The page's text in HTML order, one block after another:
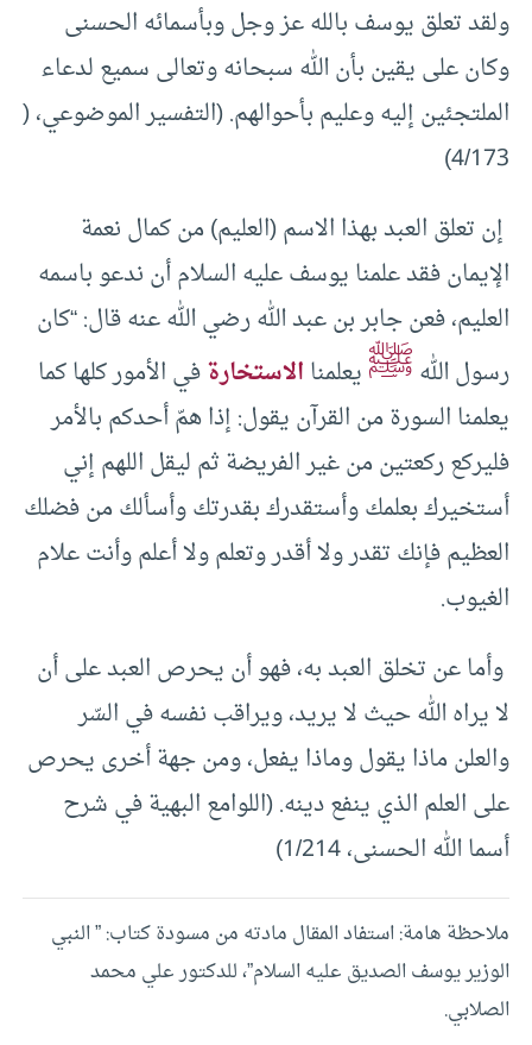
ولقد تعلق يوسف بالله عز وجل وبأسمائه الحسنى
وكان على يقين بأن الله سبحانه وتعالى سميع لدعاء
الملتجئين إليه وعليم بأحوالهم. (التفسير الموضوعي، (
4/173)
إن تعلق العبد بهذا الاسم (العليم) من كمال نعمة
الإيمان فقد علمنا يوسف عليه السلام أن ندعو باسمه
العليم، فعن جابر بن عبد الله رضي الله عنه قال: “كان
رسول اللهﷺيعلمناالاستخارةفي الأمور كلها كما
يعلمنا السورة من القرآن يقول: إذا همّ أحدكم بالأمر
فليركع ركعتين من غير الفريضة ثم ليقل اللهم إني
أستخيرك بعلمك وأستقدرك بقدرتك وأسألك من فضلك
العظيم فإنك تقدر ولا أقدر وتعلم ولا أعلم وأنت علام
الغيوب.
وأما عن تخلق العبد به، فهو أن يحرص العبد على أن
لا يراه الله حيث لا يريد، ويراقب نفسه في السّر
والعلن ماذا يقول وماذا يفعل، ومن جهة أخرى يحرص
على العلم الذي ينفع دينه. (اللوامع البهية في شرح
أسما الله الحسنى، 1/214)
ملاحظة هامة: استفاد المقال مادته من مسودة كتاب: ” النبي
الوزير يوسف الصديق عليه السلام”، للدكتور علي محمد
الصلابي.